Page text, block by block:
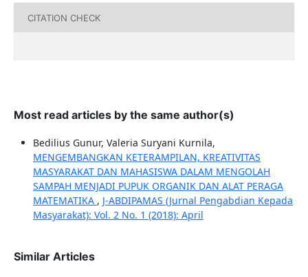
CITATION CHECK
Most read articles by the same author(s)
Bedilius Gunur, Valeria Suryani Kurnila,
MENGEMBANGKAN KETERAMPILAN, KREATIVITAS
MASYARAKAT DAN MAHASISWA DALAM MENGOLAH
SAMPAH MENJADI PUPUK ORGANIK DAN ALAT PERAGA
MATEMATIKA , J-ABDIPAMAS (Jurnal Pengabdian Kepada
Masyarakat): Vol. 2 No. 1 (2018): April
Similar Articles